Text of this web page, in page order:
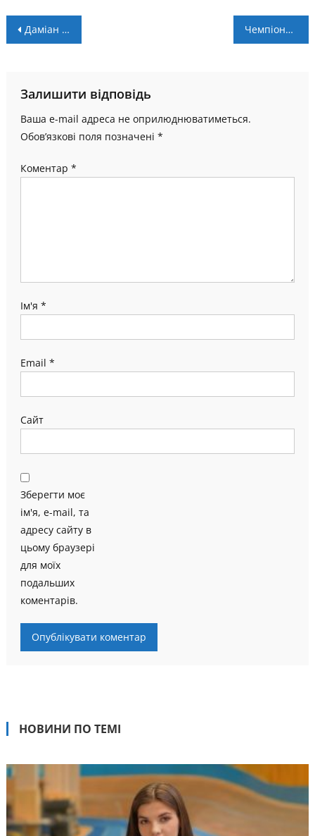
Навігація
Даміан Запорожан забив дебютний гол за юнацьку збірну – “синьо-жовті” розписали мирову з французами Чемпіонат Івано-Франківщини: “Франка” і “Зоря” – лідери своїх груп
Залишити відповідь
Ваша e-mail адреса не оприлюднюватиметься.
Обов’язкові поля позначені *
Коментар *
Ім'я *
Email *
Сайт
Зберегти моє
ім'я, e-mail, та
адресу сайту в
цьому браузері
для моїх
подальших
коментарів.
НОВИНИ ПО ТЕМІ